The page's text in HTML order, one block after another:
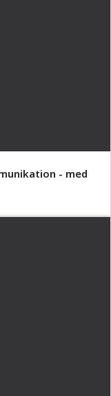
- med